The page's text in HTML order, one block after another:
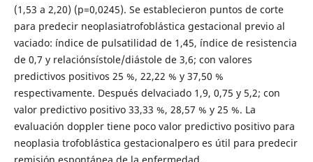
(1,53 a 2,20) (p=0,0245). Se establecieron puntos de corte
para predecir neoplasiatrofoblástica gestacional previo al
vaciado: índice de pulsatilidad de 1,45, índice de resistencia
de 0,7 y relaciónsístole/diástole de 3,6; con valores
predictivos positivos 25 %, 22,22 % y 37,50 %
respectivamente. Después delvaciado 1,9, 0,75 y 5,2; con
valor predictivo positivo 33,33 %, 28,57 % y 25 %. La
evaluación doppler tiene poco valor predictivo positivo para
neoplasia trofoblástica gestacionalpero es útil para predecir